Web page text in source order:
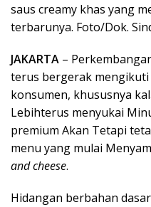
saus creamy khas yang
terbarunya. Foto/Dok.
JAKARTA –
terus bergerak
konsumen, khususnya
Lebihterus menyukai
premium Akan Tetapi
menu yang mulai
and cheese.
Hidangan berbahan